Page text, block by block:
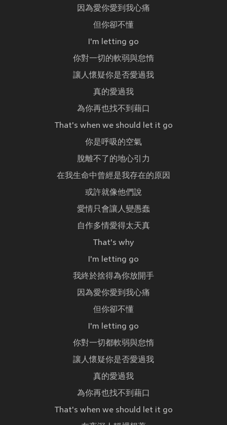
因為愛你愛到我心痛
但你卻不懂
I'm letting go
你對一切的軟弱與怠惰
讓人懷疑你是否愛過我
真的愛過我
為你再也找不到藉口
That's when we should let it go
你是呼吸的空氣
脫離不了的地心引力
在我生命中曾經是我存在的原因
或許就像他們說
愛情只會讓人變愚蠢
自作多情愛得太天真
That's why
I'm letting go
我終於捨得為你放開手
因為愛你愛到我心痛
但你卻不懂
I'm letting go
你對一切都軟弱與怠惰
讓人懷疑你是否愛過我
真的愛過我
為你再也找不到藉口
That's when we should let it go